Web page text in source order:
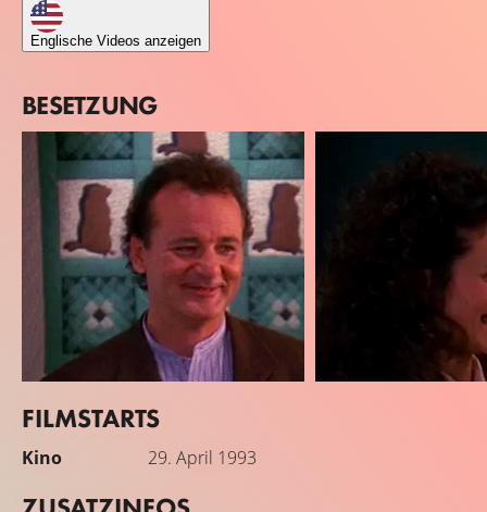
Englische Videos anzeigen
BESETZUNG
Bill Murray
Phil Connors
FILMSTARTS
Kino 29. April 1993